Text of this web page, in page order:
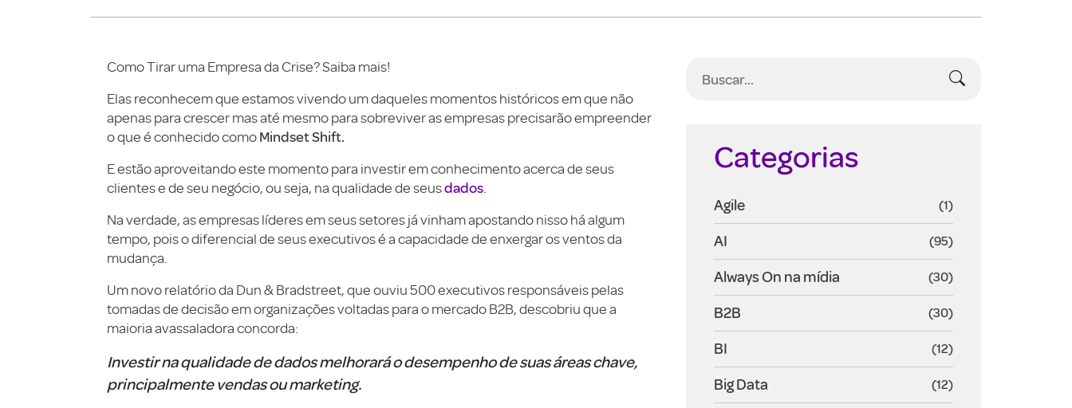
Como Tirar uma Empresa da Crise? Saiba mais!
Elas reconhecem que estamos vivendo um daqueles momentos históricos em que não
apenas para crescer mas até mesmo para sobreviver as empresas precisarão empreender
o que é conhecido como Mindset Shift.
E estão aproveitando este momento para investir em conhecimento acerca de seus
clientes e de seu negócio, ou seja, na qualidade de seusdados.
Na verdade, as empresas líderes em seus setores já vinham apostando nisso há algum
tempo, pois o diferencial de seus executivos é a capacidade de enxergar os ventos da
mudança.
Um novo relatório da Dun & Bradstreet, que ouviu 500 executivos responsáveis pelas
tomadas de decisão em organizações voltadas para o mercado B2B, descobriu que a
maioria avassaladora concorda:
Investir na qualidade de dados melhorará o desempenho de suas áreas chave,
principalmente vendas ou marketing.
Categorias
Agile (1)
AI (95)
Always On na mídia (30)
B2B (30)
BI (12)
Big Data (12)